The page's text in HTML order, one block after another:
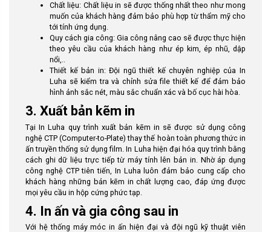
Chất liệu: Chất liệu in sẽ được thống nhất theo như mong
muốn của khách hàng đảm bảo phù hợp từ thẩm mỹ cho
tới tính ứng dụng.
Quy cách gia công: Gia công nâng cao sẽ được thực hiện
theo yêu cầu của khách hàng như ép kim, ép nhũ, dập
nổi,..
Thiết kế bản in: Đội ngũ thiết kế chuyên nghiệp của In
Luha sẽ kiểm tra và chỉnh sửa file thiết kế để đảm bảo
hình ảnh sắc nét, màu sắc chuẩn xác và bố cục hài hòa.
3. Xuất bản kẽm in
Tại In Luha quy trình xuất bản kẽm in sẽ được sử dụng công
nghệ CTP (Computer-to-Plate) thay thế hoàn toàn phương thức in
ấn truyền thống sử dụng film. In Luha hiện đại hóa quy trình bằng
cách ghi dữ liệu trực tiếp từ máy tính lên bản in. Nhờ áp dụng
công nghệ CTP tiên tiến, In Luha luôn đảm bảo cung cấp cho
khách hàng những bản kẽm in chất lượng cao, đáp ứng được
mọi yêu cầu in hộp cứng phức tạp.
4. In ấn và gia công sau in
Với hệ thống máy móc in ấn hiện đại và đội ngũ kỹ thuật viên